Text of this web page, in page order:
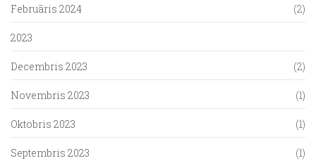
Februāris 2024 (2)
2023
Decembris 2023 (2)
Novembris 2023 (1)
Oktobris 2023 (1)
Septembris 2023 (1)